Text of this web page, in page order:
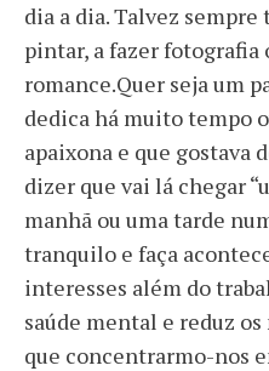
dia a dia. Talvez
pintar, a fazer fotografia
romance.Quer seja um
dedica há muito tempo
apaixona e que gostava
dizer que vai lá chegar
manhã ou uma tarde
tranquilo e faça
interesses além do
saúde mental e reduz
que concentrarmo-nos